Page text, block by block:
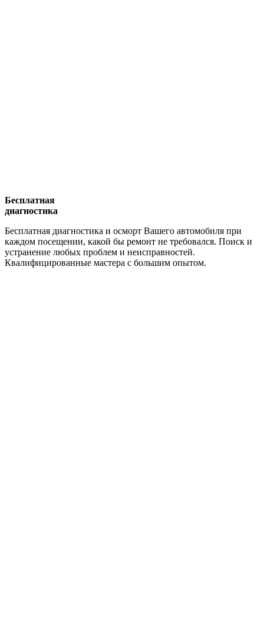
Бесплатная
диагностика
Бесплатная диагностика и осморт Вашего автомобиля при
каждом посещении, какой бы ремонт не требовался. Поиск и
устранение любых проблем и неисправностей.
Квалифицированные мастера с большим опытом.